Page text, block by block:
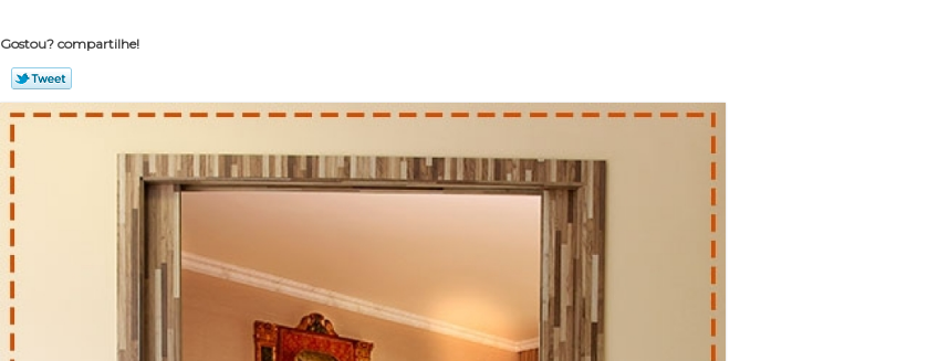
Gostou? compartilhe!